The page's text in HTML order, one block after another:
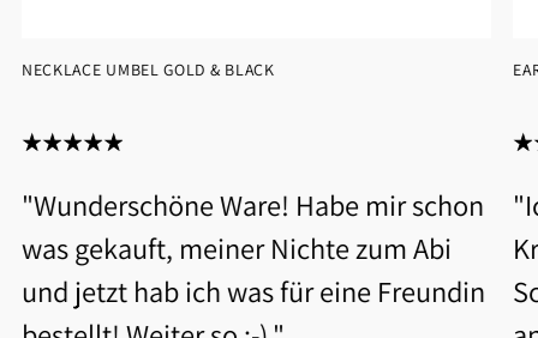
"Wunderschöne Ware! Habe mir schon
was gekauft, meiner Nichte zum Abi
und jetzt hab ich was für eine Freundin
NECKLACE UMBEL GOLD & BLACK